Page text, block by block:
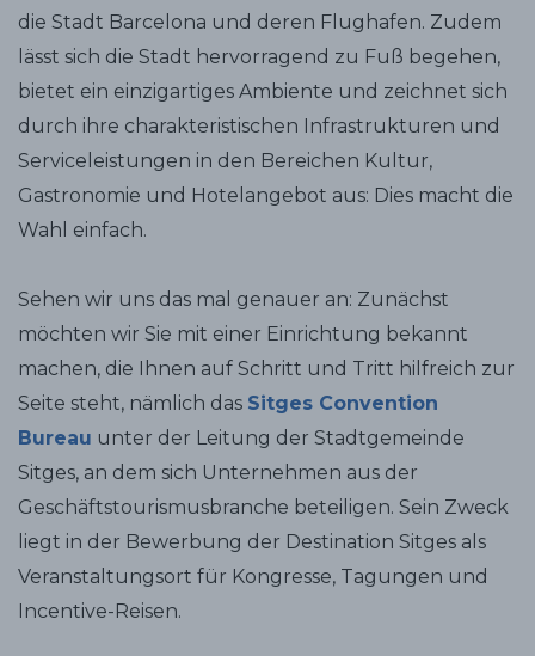
die Stadt Barcelona und deren Flughafen. Zudem
lässt sich die Stadt hervorragend zu Fuß begehen,
bietet ein einzigartiges Ambiente und zeichnet sich
durch ihre charakteristischen Infrastrukturen und
Serviceleistungen in den Bereichen Kultur,
Gastronomie und Hotelangebot aus: Dies macht die
Wahl einfach.
Sehen wir uns das mal genauer an: Zunächst
möchten wir Sie mit einer Einrichtung bekannt
machen, die Ihnen auf Schritt und Tritt hilfreich zur
Seite steht, nämlich das Sitges Convention
Bureau unter der Leitung der Stadtgemeinde
Sitges, an dem sich Unternehmen aus der
Geschäftstourismusbranche beteiligen. Sein Zweck
liegt in der Bewerbung der Destination Sitges als
Veranstaltungsort für Kongresse, Tagungen und
Incentive-Reisen.